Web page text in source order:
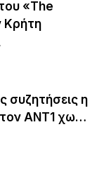
«The
Κρήτη
συζητήσεις η
ΑΝΤ1 χωρίς
το ρεπορτάζ